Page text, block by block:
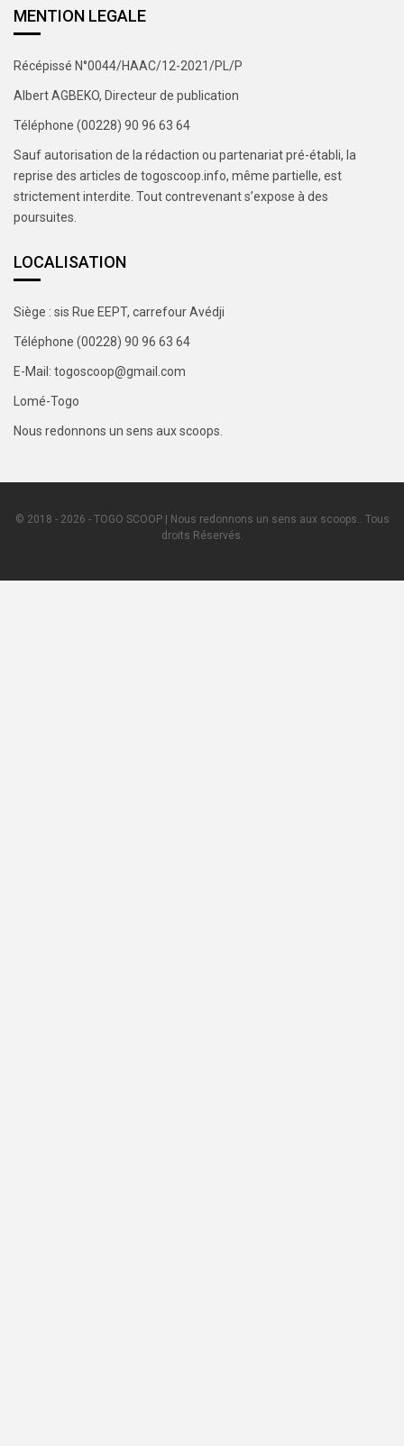
MENTION LEGALE
Récépissé N°0044/HAAC/12-2021/PL/P
Albert AGBEKO, Directeur de publication
Téléphone (00228) 90 96 63 64
Sauf autorisation de la rédaction ou partenariat pré-établi, la
reprise des articles de togoscoop.info, même partielle, est
strictement interdite. Tout contrevenant s’expose à des
poursuites.
LOCALISATION
Siège : sis Rue EEPT, carrefour Avédji
Téléphone (00228) 90 96 63 64
E-Mail: togoscoop@gmail.com
Lomé-Togo
Nous redonnons un sens aux scoops.
© 2018 - 2026 - TOGO SCOOP | Nous redonnons un sens aux scoops.. Tous
droits Réservés.